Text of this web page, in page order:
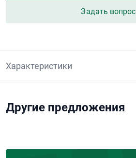
Задать вопрос
Характеристики
Другие предложения